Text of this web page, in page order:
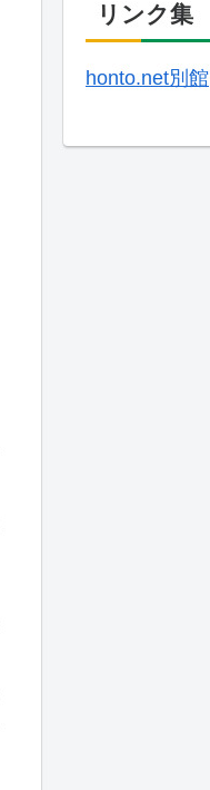
リンク集
honto.net別館